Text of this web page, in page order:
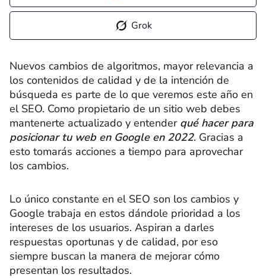
Grok
Nuevos cambios de algoritmos, mayor relevancia a
los contenidos de calidad y de la intención de
búsqueda es parte de lo que veremos este año en
el SEO. Como propietario de un sitio web debes
mantenerte actualizado y entender qué hacer para
posicionar tu web en Google en 2022. Gracias a
esto tomarás acciones a tiempo para aprovechar
los cambios.
Lo único constante en el SEO son los cambios y
Google trabaja en estos dándole prioridad a los
intereses de los usuarios. Aspiran a darles
respuestas oportunas y de calidad, por eso
siempre buscan la manera de mejorar cómo
presentan los resultados.